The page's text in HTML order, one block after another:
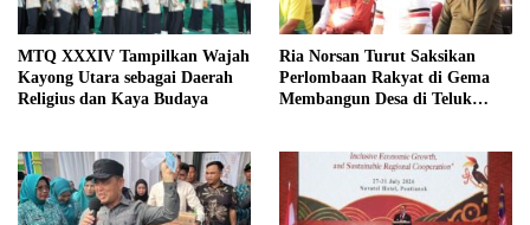
MTQ XXXIV Tampilkan Wajah
Kayong Utara sebagai Daerah
Religius dan Kaya Budaya
Ria Norsan Turut Saksikan
Perlombaan Rakyat di Gema
Membangun Desa di Teluk